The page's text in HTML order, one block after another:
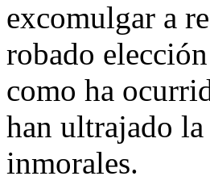
excomulgar a
robado
como ha
han ultrajado
inmorales.